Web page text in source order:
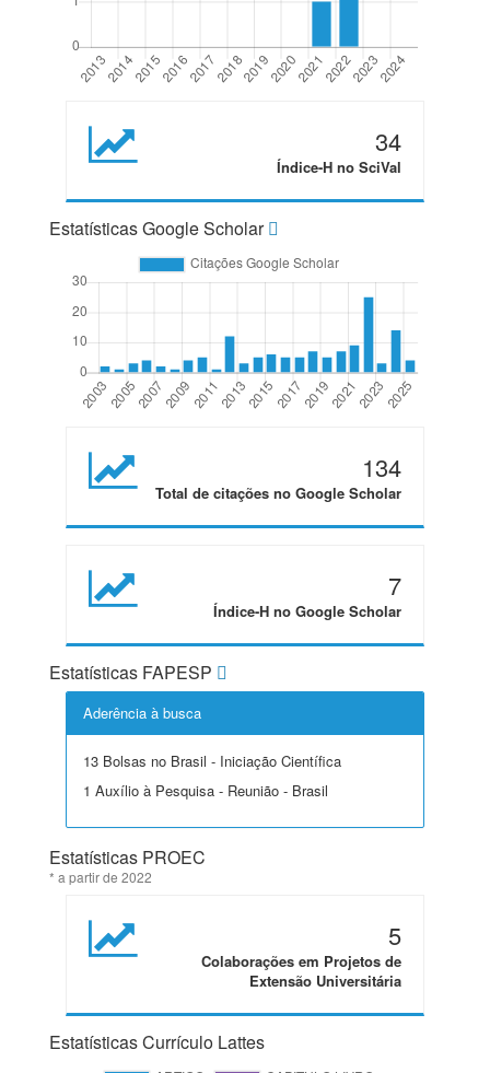
34
Índice-H no SciVal
Estatísticas Google Scholar
134
Total de citações no Google Scholar
7
Índice-H no Google Scholar
Estatísticas FAPESP
Aderência à busca
13 Bolsas no Brasil - Iniciação Científica
1 Auxílio à Pesquisa - Reunião - Brasil
Estatísticas PROEC
* a partir de 2022
5
Colaborações em Projetos de
Extensão Universitária
Estatísticas Currículo Lattes